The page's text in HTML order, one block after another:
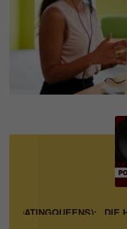
(DATINGQUEENS): „DIE